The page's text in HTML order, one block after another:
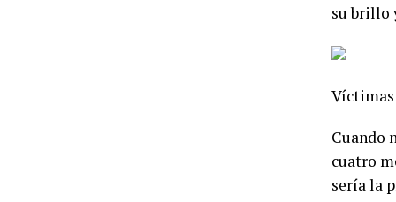
su brillo
Víctimas
Cuando
cuatro
sería la